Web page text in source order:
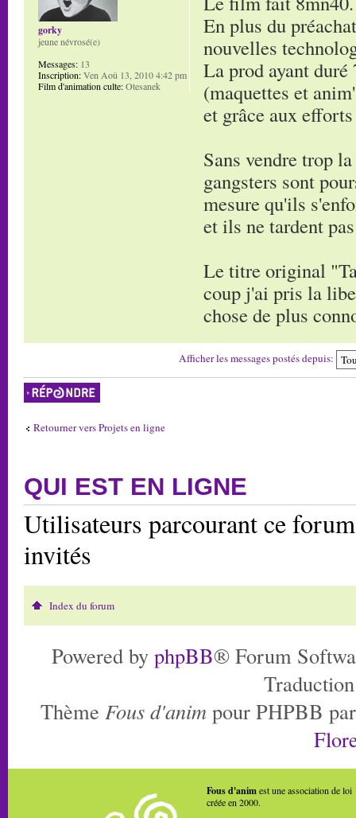
En plus du
nouvelles
La prod ayant duré
(maquettes et
et grâce aux
Sans vendre trop
gangsters sont
mesure qu'ils
et ils ne tardent
Le titre original
coup j'ai pris la
chose de plus
gorky
jeune névrosé(e)
Messages: 13
Inscription:Ven Aoû 13, 2010 4:42 pm
Film d'animation culte:Otesanek
Afficher les messages postés depuis:
Répondre
Retourner vers Projets en ligne
QUI EST EN LIGNE
Utilisateurs parcourant ce
invités
Index du forum
Powered by phpBB® Forum
Thème Fous d'anim pour PHPBB
Fous d'animest une association de loi
créée en 2000.